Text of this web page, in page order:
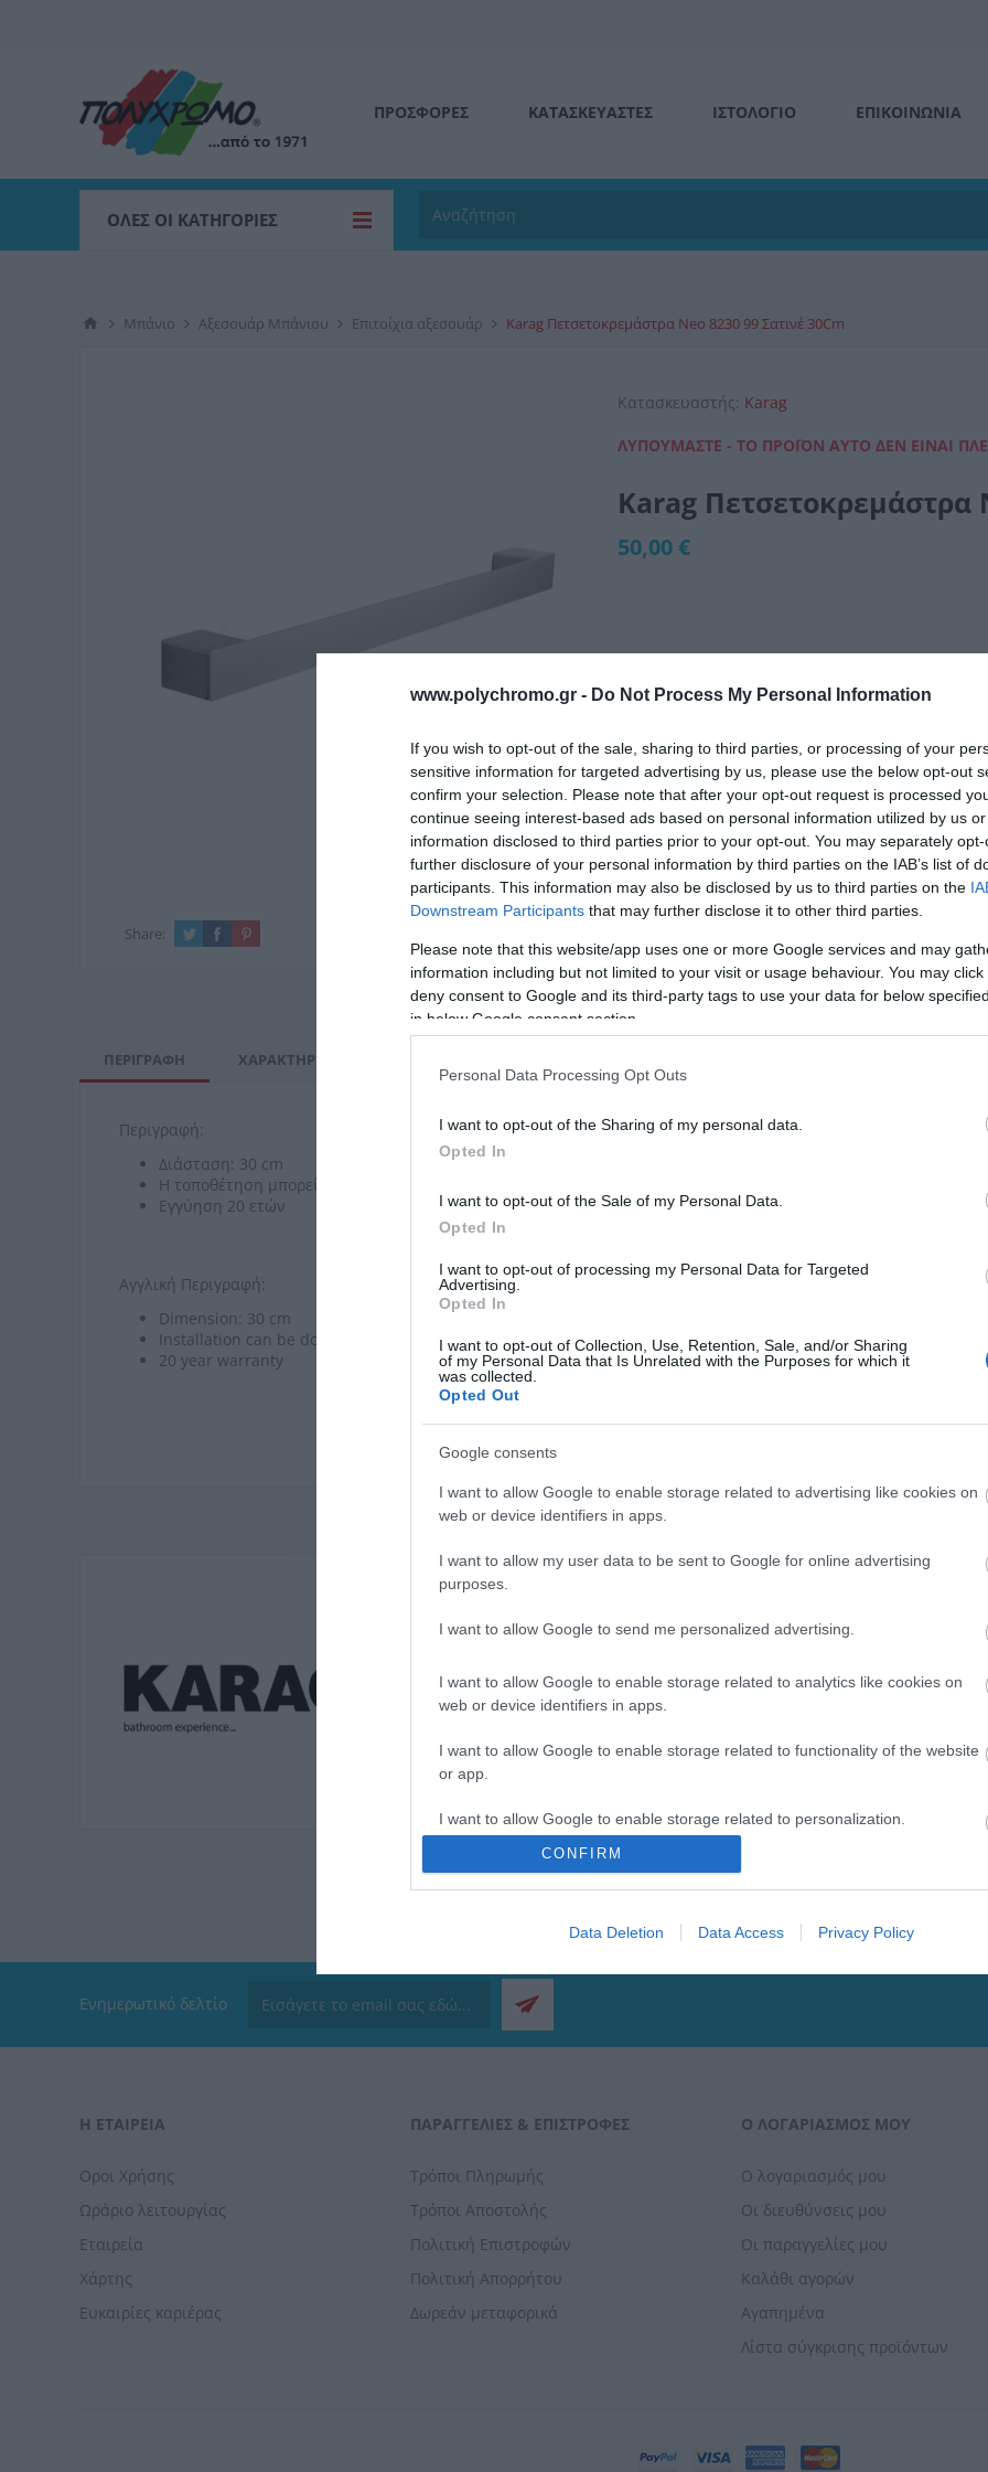
www.polychromo.gr - Do Not Process My Personal Information
If you wish to opt-out of the sale, sharing to third parties, or processing of your
sensitive information for targeted advertising by us, please use the below opt-out
confirm your selection. Please note that after your opt-out request is processed
continue seeing interest-based ads based on personal information utilized by us
information disclosed to third parties prior to your opt-out. You may separately
further disclosure of your personal information by third parties on the IAB’s list of
participants. This information may also be disclosed by us to third parties on the
Downstream Participants that may further disclose it to other third parties.
Please note that this website/app uses one or more Google services and may
information including but not limited to your visit or usage behaviour. You may
deny consent to Google and its third-party tags to use your data for below
in below Google consent section.
Personal Data Processing Opt Outs
I want to opt-out of the Sharing of my personal data.
Opted In
I want to opt-out of the Sale of my Personal Data.
Opted In
I want to opt-out of processing my Personal Data for Targeted
Advertising.
Opted In
I want to opt-out of Collection, Use, Retention, Sale, and/or Sharing
of my Personal Data that Is Unrelated with the Purposes for which it
was collected.
Opted Out
Google consents
I want to allow Google to enable storage related to advertising like cookies on
web or device identifiers in apps.
I want to allow my user data to be sent to Google for online advertising
purposes.
I want to allow Google to send me personalized advertising.
I want to allow Google to enable storage related to analytics like cookies on
web or device identifiers in apps.
I want to allow Google to enable storage related to functionality of the website
or app.
I want to allow Google to enable storage related to personalization.
I want to allow Google to enable storage related to security, including
authentication functionality and fraud prevention, and other user protection.
CONFIRM
Data Deletion Data Access Privacy Policy
ΠΡΟΣΦΟΡΕΣ ΚΑΤΑΣΚΕΥΑΣΤΕΣ ΙΣΤΟΛΌΓΙΟ ΕΠΙΚΟΙΝΩΝΊΑ
ΌΛΕΣ ΟΙ ΚΑΤΗΓΟΡΊΕΣ
Μπάνιο Αξεσουάρ Μπάνιου Επιτοίχια αξεσουάρ Karag Πετσετοκρεμάστρα Neo 8230 99 Σατινέ 30Cm
Κατασκευαστής: Karag
ΛΥΠΟΎΜΑΣΤΕ - ΤΟ ΠΡΟΪΌΝ ΑΥΤΌ ΔΕΝ ΕΊΝΑΙ
Karag Πετσετοκρεμάστρα
50,00 €
Διαθέσιμο από 4 έως 10 ημέρες
ΚΩΔΙΚΟΣ: 823099
Share:
ΠΕΡΙΓΡΑΦΉ ΧΑΡΑΚΤΗΡΙΣΤΙΚΆ
Περιγραφή:
Διάσταση: 30 cm
Η τοποθέτηση μπορεί να γίνει με ταινία 3Μ VHB ή με βίδες
Εγγύηση 20 ετών
Αγγλική Περιγραφή:
Dimension: 30 cm
Installation can be done with 3M VHB tape or with screws
20 year warranty
ΗKARAGπροσφέρει ένα σύγχρονο τεχνολογικό
Όλα τα υλικά ανταποκρίνονται στις υψηλότερες
εργονομία και την λειτουργικότητά τους.
Ερευνούν διαρκώς τη διεθνή αγορά για να προσφέρουν
σχεδιασμό και καινοτομία σε τιμές προσιτές για όλους.
Ενημερωτικό δελτίο
Η ΕΤΑΙΡΕΙΑ
Οροι Χρήσης
Ωράριο λειτουργίας
Εταιρεία
Χάρτης
Ευκαιρίες καριέρας
ΠΑΡΑΓΓΕΛΊΕΣ & ΕΠΙΣΤΡΟΦΈΣ
Τρόποι Πληρωμής
Τρόποι Αποστολής
Πολιτική Επιστροφών
Πολιτική Απορρήτου
Δωρεάν μεταφορικά
Ο ΛΟΓΑΡΙΑΣΜΌΣ ΜΟΥ
Ο λογαριασμός μου
Οι διευθύνσεις μου
Οι παραγγελίες μου
Καλάθι αγορών
Αγαπημένα
Λίστα σύγκρισης προϊόντων